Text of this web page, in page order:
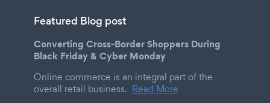
Featured Blog post
Converting Cross-Border Shoppers During
Black Friday & Cyber Monday
Online commerce is an integral part of the
overall retail business. Read More